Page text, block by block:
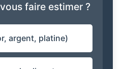
faire estimer ?
argent, platine)